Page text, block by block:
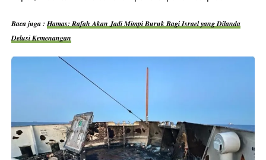
Baca juga :Hamas: Rafah Akan Jadi Mimpi Buruk Bagi Israel yang Dilanda
Delusi Kemenangan